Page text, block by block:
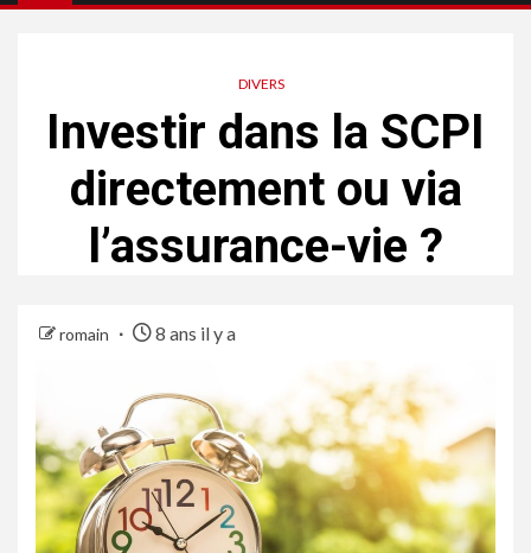
DIVERS
Investir dans la SCPI
directement ou via
l’assurance-vie ?
romain 8 ans il y a